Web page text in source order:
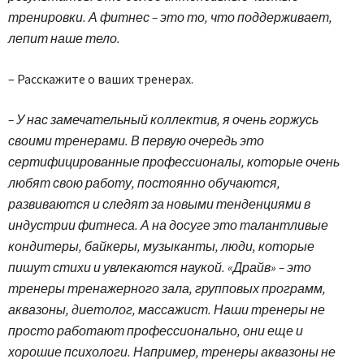
тренировки. А фитнес – это то, что поддерживает,
лепит наше тело.
– Расскажите о ваших тренерах.
– У нас замечательный коллектив, я очень горжусь
своими тренерами. В первую очередь это
сертифицированные профессионалы, которые очень
любят свою работу, постоянно обучаются,
развиваются и следят за новыми тенденциями в
индустрии фитнеса. А на досуге это талантливые
кондитеры, байкеры, музыканты, люди, которые
пишут стихи и увлекаются наукой. «Драйв» – это
тренеры тренажерного зала, групповых программ,
аквазоны, диетолог, массажист. Наши тренеры не
просто работают профессионально, они еще и
хорошие психологи. Например, тренеры аквазоны не